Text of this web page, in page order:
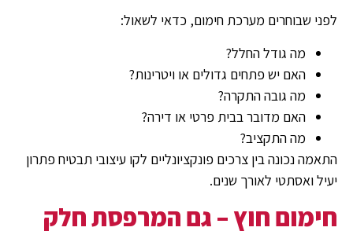
לפני שבוחרים מערכת חימום, כדאי לשאול:
מה גודל החלל?
האם יש פתחים גדולים או ויטרינות?
מה גובה התקרה?
האם מדובר בבית פרטי או דירה?
מה התקציב?
התאמה נכונה בין צרכים פונקציונליים לקו עיצובי תבטיח פתרון
יעיל ואסתטי לאורך שנים.
חימום חוץ – גם המרפסת חלק